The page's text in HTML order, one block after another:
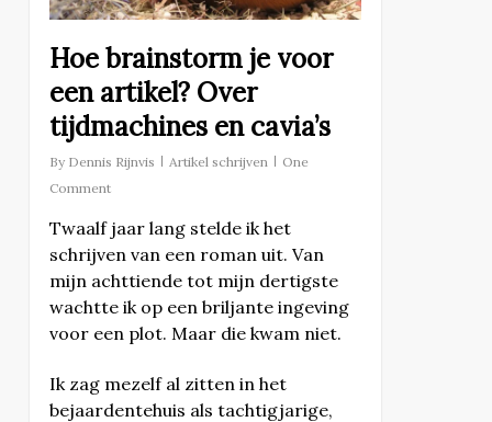
Hoe brainstorm je voor
een artikel? Over
tijdmachines en cavia’s
By Dennis Rijnvis Artikel schrijven
One
Comment
Twaalf jaar lang stelde ik het
schrijven van een roman uit. Van
mijn achttiende tot mijn dertigste
wachtte ik op een briljante ingeving
voor een plot. Maar die kwam niet.
Ik zag mezelf al zitten in het
bejaardentehuis als tachtigjarige,